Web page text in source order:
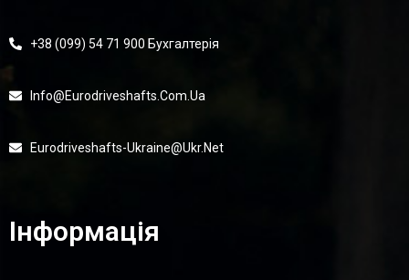
+38 (099) 54 71 900 Бухгалтерія
Info@eurodriveshafts.com.ua
Eurodriveshafts-Ukraine@ukr.net
Інформація